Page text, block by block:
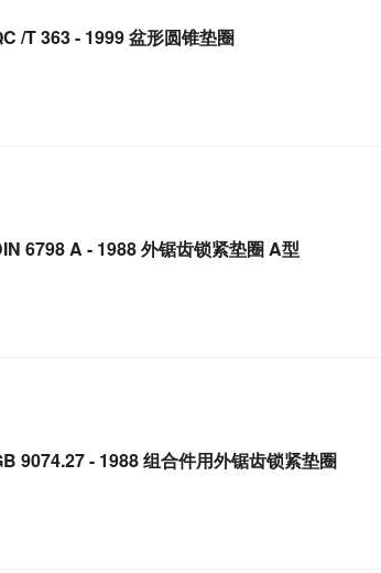
/T 363 - 1999 盆形圆锥垫圈
6798 A - 1988 外锯齿锁紧垫圈 A型
9074.27 - 1988 组合件用外锯齿锁紧垫圈